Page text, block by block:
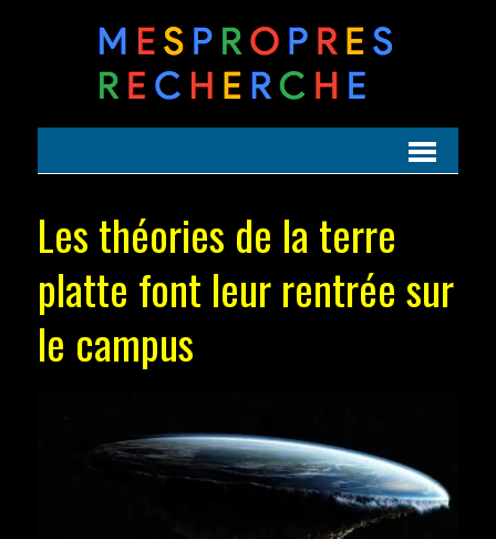
Les théories de la terre
platte font leur rentrée sur
le campus